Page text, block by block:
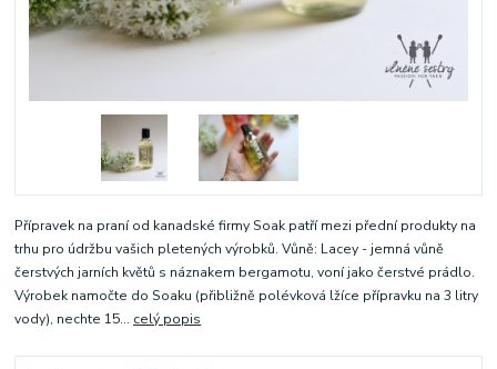
Přípravek na praní od kanadské firmy Soak patří mezi přední produkty na
trhu pro údržbu vašich pletených výrobků. Vůně: Lacey - jemná vůně
čerstvých jarních květů s náznakem bergamotu, voní jako čerstvé prádlo.
Výrobek namočte do Soaku (přibližně polévková lžíce přípravku na 3 litry
vody), nechte 15... celý popis